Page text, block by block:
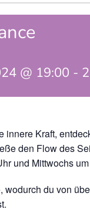
@ 19:00 -
innere Kraft,
den Flow des
und Mittwochs
wodurch du von